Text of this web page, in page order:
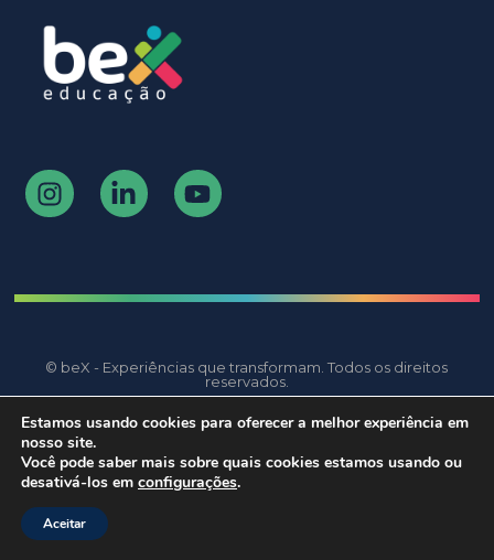
© beX - Experiências que transformam. Todos os direitos
reservados.
Estamos usando cookies para oferecer a melhor experiência em
nosso site.
Você pode saber mais sobre quais cookies estamos usando ou
desativá-los em configurações.
Aceitar